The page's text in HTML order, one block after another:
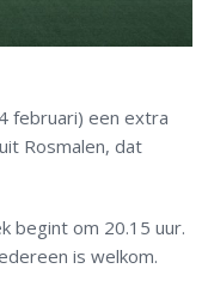
februari) een extra
Rosmalen, dat
begint om 20.15 uur.
is welkom.